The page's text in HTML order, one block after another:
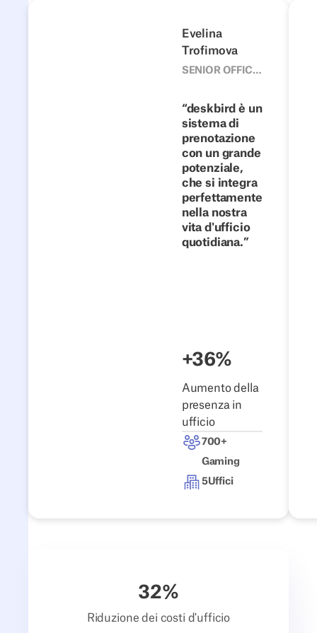
Evelina
Trofimova
SENIOR OFFICE
deskbird è un
sistema di
prenotazione
con un grande
potenziale,
che si integra
perfettamente
nella nostra
vita d'ufficio
quotidiana.
+36%
Aumento della
presenza in
ufficio
700+
Gaming
5Uffici
PrecedenteSeguente
32%
Riduzione dei costi d'ufficio